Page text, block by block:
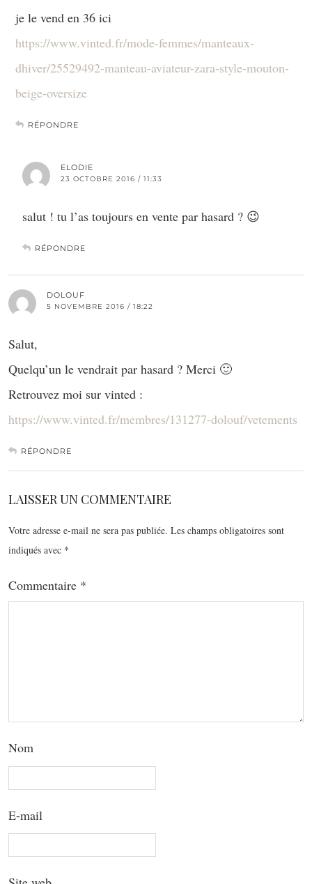
je le vend en 36 ici
https://www.vinted.fr/mode-femmes/manteaux-
dhiver/25529492-manteau-aviateur-zara-style-mouton-
beige-oversize
RÉPONDRE
ELODIE
23 OCTOBRE 2016 / 11:33
salut ! tu l’as toujours en vente par hasard ? 😉
RÉPONDRE
DOLOUF
5 NOVEMBRE 2016 / 18:22
Salut,
Quelqu’un le vendrait par hasard ? Merci 🙂
Retrouvez moi sur vinted :
https://www.vinted.fr/membres/131277-dolouf/vetements
RÉPONDRE
LAISSER UN COMMENTAIRE
Votre adresse e-mail ne sera pas publiée. Les champs obligatoires sont
indiqués avec *
Commentaire *
Nom
E-mail